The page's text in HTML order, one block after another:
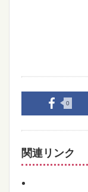
0
関連リンク